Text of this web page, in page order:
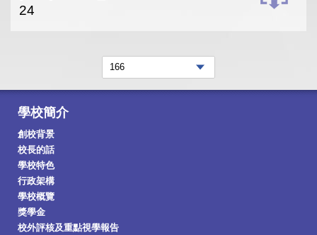
24
學校簡介
創校背景
校長的話
學校特色
行政架構
學校概覽
獎學金
校外評核及重點視學報告